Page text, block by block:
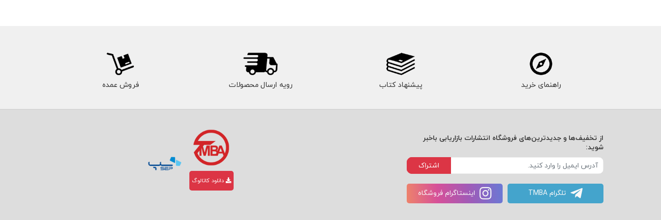
راهنمای خرید پیشنهاد کتاب رویه ارسال محصولات فروش عمده
از تخفیف‌ها و جدیدترین‌های فروشگاه انتشارات بازاریابی باخبر
شوید:
اشتراک
تلگرام TMBA اینستاگرام فروشگاه
دانلود کاتالوگ